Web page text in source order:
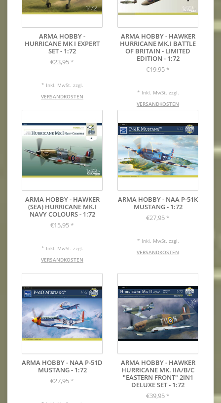
ARMA HOBBY -
HURRICANE MK I EXPERT
SET - 1:72
€23,95 *
* Inkl. MwSt. zzgl.
VERSANDKOSTEN
ARMA HOBBY - HAWKER
HURRICANE MK.I BATTLE
OF BRITAIN - LIMITED
EDITION - 1:72
€19,95 *
* Inkl. MwSt. zzgl.
VERSANDKOSTEN
ARMA HOBBY - HAWKER
(SEA) HURRICANE MK.I
NAVY COLOURS - 1:72
€15,95 *
* Inkl. MwSt. zzgl.
VERSANDKOSTEN
ARMA HOBBY - NAA P-51K
MUSTANG - 1:72
€27,95 *
* Inkl. MwSt. zzgl.
VERSANDKOSTEN
ARMA HOBBY - NAA P-51D
MUSTANG - 1:72
€27,95 *
ARMA HOBBY - HAWKER
HURRICANE MK. IIA/B/C
"EASTERN FRONT" 2IN1
DELUXE SET - 1:72
€39,95 *